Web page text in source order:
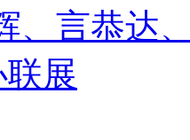
、言恭达
展